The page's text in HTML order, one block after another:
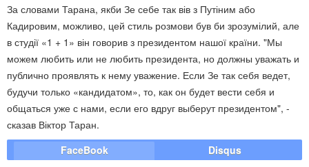
За словами Тарана, якби Зе себе так вів з Путіним або
Кадировим, можливо, цей стиль розмови був би зрозумілий, але
в студії «1 + 1» він говорив з президентом нашої країни. "Мы
можем любить или не любить президента, но должны уважать и
публично проявлять к нему уважение. Если Зе так себя ведет,
будучи только «кандидатом», то, как он будет вести себя и
общаться уже с нами, если его вдруг выберут президентом", -
сказав Віктор Таран.
FaceBook
Disqus